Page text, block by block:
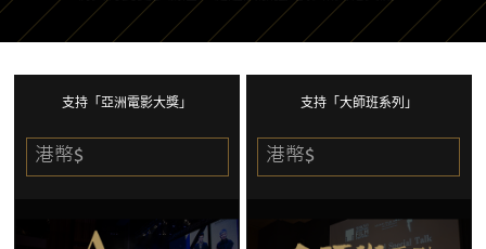
支持「亞洲電影大獎」
港幣$
支持「大師班系列」
港幣$